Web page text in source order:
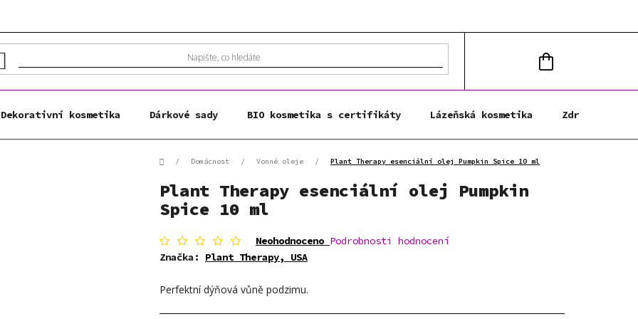
KOŠÍK
Dekorativní kosmetika Dárkové sady BIO kosmetika s certifikáty Lázeňská kosmetika Zdravá výživa
Domů/ Domácnost / Vonné oleje / Plant Therapy esenciální olej Pumpkin Spice 10 ml
Plant Therapy esenciální olej Pumpkin
Spice 10 ml
Průměrné
hodnocení
produktu
0,0
5
Neohodnoceno Podrobnosti hodnocení
Značka: Plant Therapy, USA
Perfektní dýňová vůně podzimu.